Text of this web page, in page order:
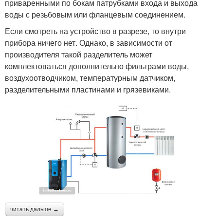
приваренными по бокам патрубками входа и выхода
воды с резьбовым или фланцевым соединением.
Если смотреть на устройство в разрезе, то внутри
прибора ничего нет. Однако, в зависимости от
производителя такой разделитель может
комплектоваться дополнительно фильтрами воды,
воздухоотводчиком, температурным датчиком,
разделительными пластинами и грязевиками.
читать дальше →